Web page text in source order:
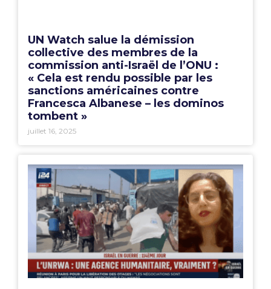
UN Watch salue la démission
collective des membres de la
commission anti-Israël de l’ONU :
« Cela est rendu possible par les
sanctions américaines contre
Francesca Albanese – les dominos
tombent »
juillet 16, 2025